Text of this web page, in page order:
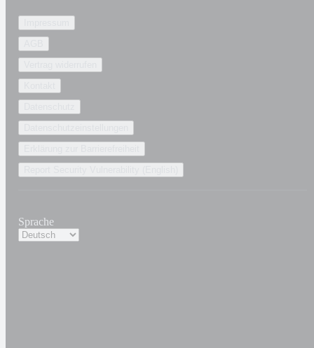
Sprache